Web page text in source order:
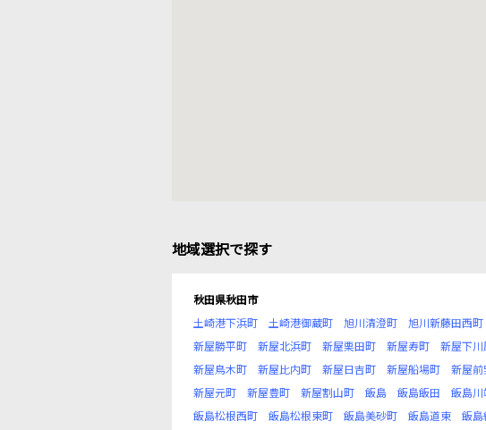
地域選択で探す
秋田県秋田市
土崎港下浜町
土崎港御蔵町 旭川清澄町 旭川新藤田西町
新屋勝平町
新屋北浜町 新屋栗田町 新屋寿町 新屋下川
新屋鳥木町
新屋比内町 新屋日吉町 新屋船場町 新屋前
新屋元町
新屋豊町 新屋割山町 飯島 飯島飯田 飯島川
飯島松根西町
飯島松根東町 飯島美砂町 飯島道東 飯島